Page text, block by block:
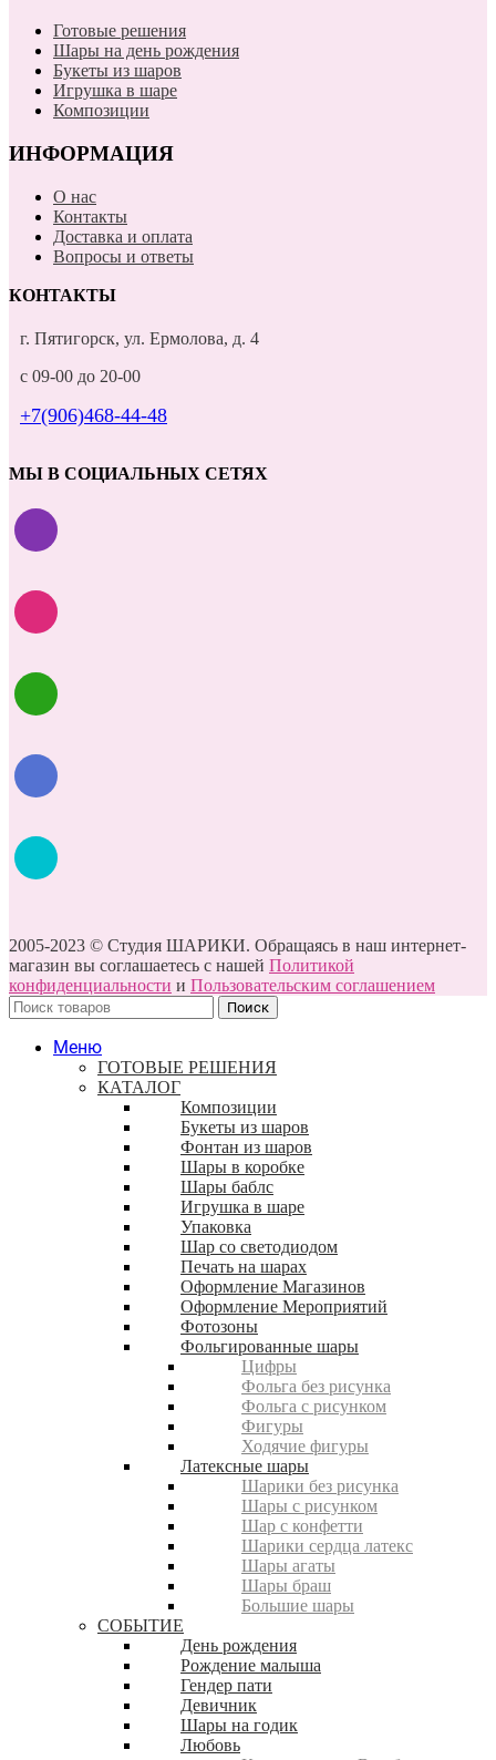
Готовые решения
Шары на день рождения
Букеты из шаров
Игрушка в шаре
Композиции
ИНФОРМАЦИЯ
О нас
Контакты
Доставка и оплата
Вопросы и ответы
КОНТАКТЫ
г. Пятигорск, ул. Ермолова, д. 4
с 09-00 до 20-00
+7(906)468-44-48
МЫ В СОЦИАЛЬНЫХ СЕТЯХ
2005-2023 © Студия ШАРИКИ. Обращаясь в наш интернет-
магазин вы соглашаетесь с нашей Политикой
конфиденциальности и Пользовательским соглашением
Поиск
Меню
ГОТОВЫЕ РЕШЕНИЯ
КАТАЛОГ
Композиции
Букеты из шаров
Фонтан из шаров
Шары в коробке
Шары баблс
Игрушка в шаре
Упаковка
Шар со светодиодом
Печать на шарах
Оформление Магазинов
Оформление Мероприятий
Фотозоны
Фольгированные шары
Цифры
Фольга без рисунка
Фольга с рисунком
Фигуры
Ходячие фигуры
Латексные шары
Шарики без рисунка
Шары с рисунком
Шар с конфетти
Шарики сердца латекс
Шары агаты
Шары браш
Большие шары
СОБЫТИЕ
День рождения
Рождение малыша
Гендер пати
Девичник
Шары на годик
Любовь